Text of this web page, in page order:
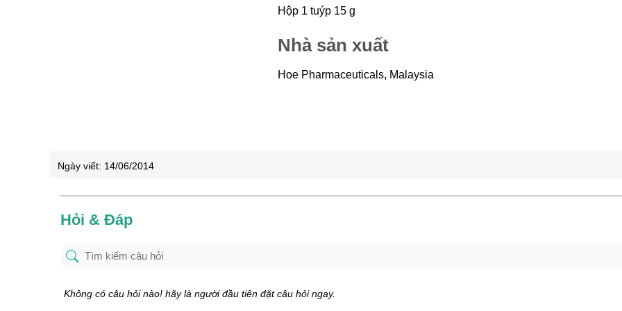
Hộp 1 tuýp 15 g
Nhà sản xuất
Hoe Pharmaceuticals, Malaysia
Ngày viết: 14/06/2014
Hỏi & Đáp
Không có câu hỏi nào! hãy là người đầu tiên đặt câu hỏi ngay.